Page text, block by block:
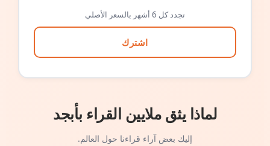
تجدد كل 6 أشهر بالسعر الأصلي
اشترك
لماذا يثق ملايين القراء بأبجد
إليك بعض آراء قراءنا حول العالم.